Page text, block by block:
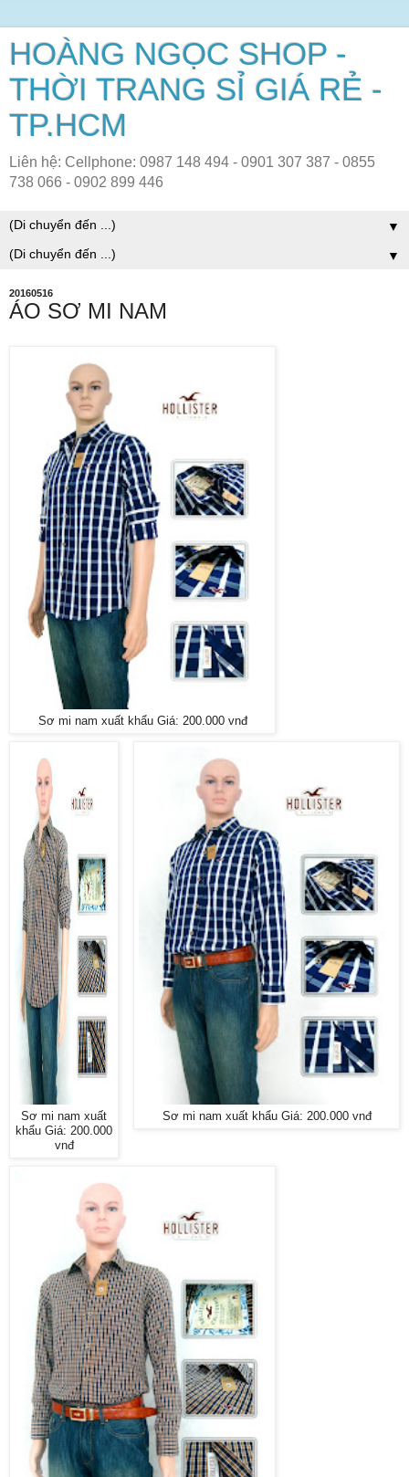
HOÀNG NGỌC SHOP -
THỜI TRANG SỈ GIÁ RẺ -
TP.HCM
Liên hệ: Cellphone: 0987 148 494 - 0901 307 387 - 0855
738 066 - 0902 899 446
▼
▼
20160516
ÁO SƠ MI NAM
Sơ mi nam xuất khẩu Giá: 200.000 vnđ
Sơ mi nam xuất khẩu Giá: 200.000 vnđ
Sơ mi nam xuất
khẩu Giá: 200.000
vnđ